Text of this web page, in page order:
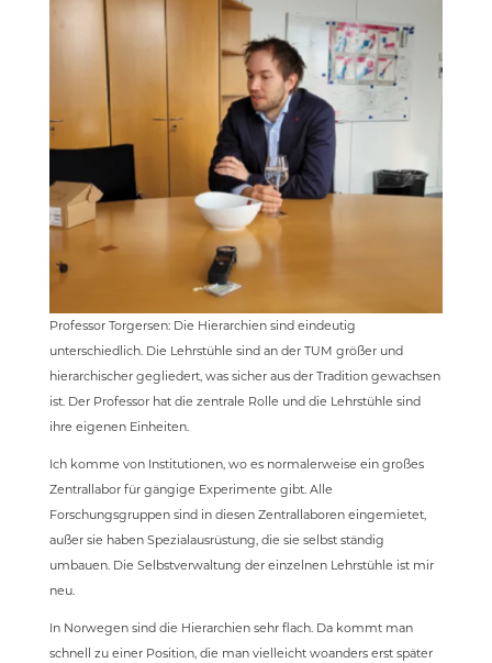
Professor Torgersen: Die Hierarchien sind eindeutig
unterschiedlich. Die Lehrstühle sind an der TUM größer und
hierarchischer gegliedert, was sicher aus der Tradition gewachsen
ist. Der Professor hat die zentrale Rolle und die Lehrstühle sind
ihre eigenen Einheiten.
Ich komme von Institutionen, wo es normalerweise ein großes
Zentrallabor für gängige Experimente gibt. Alle
Forschungsgruppen sind in diesen Zentrallaboren eingemietet,
außer sie haben Spezialausrüstung, die sie selbst ständig
umbauen. Die Selbstverwaltung der einzelnen Lehrstühle ist mir
neu.
In Norwegen sind die Hierarchien sehr flach. Da kommt man
schnell zu einer Position, die man vielleicht woanders erst später